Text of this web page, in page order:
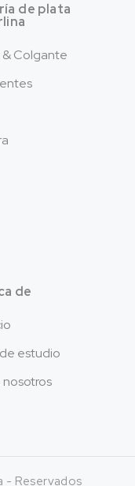
de plata
& Colgante
de
estudio
nosotros
- Reservados